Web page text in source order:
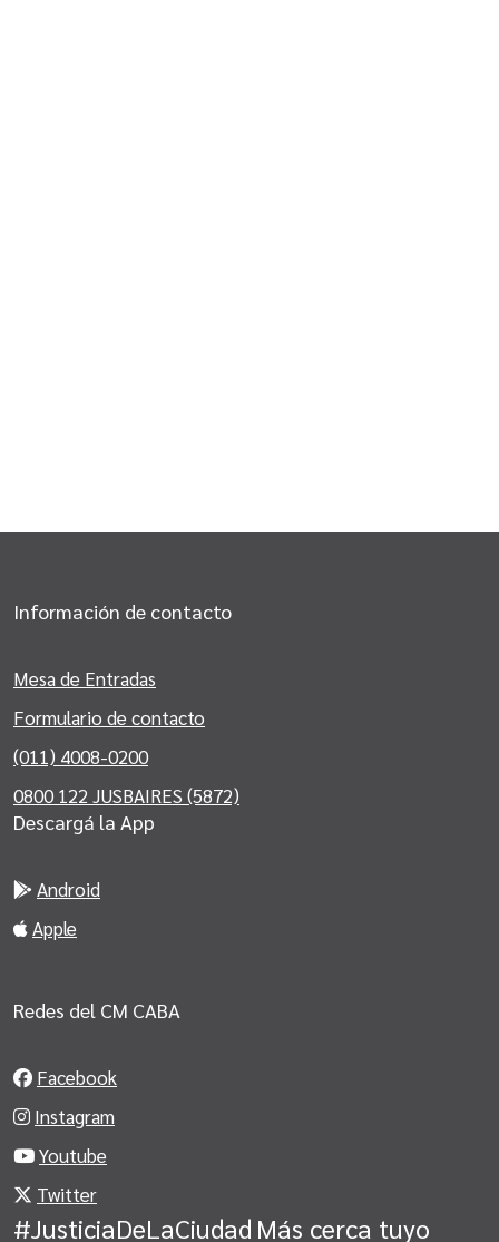
Información de contacto
Mesa de Entradas
Formulario de contacto
(011) 4008-0200
0800 122 JUSBAIRES (5872)
Descargá la App
Android
Apple
Redes del CM CABA
Facebook
Instagram
Youtube
Twitter
#JusticiaDeLaCiudad Más cerca tuyo